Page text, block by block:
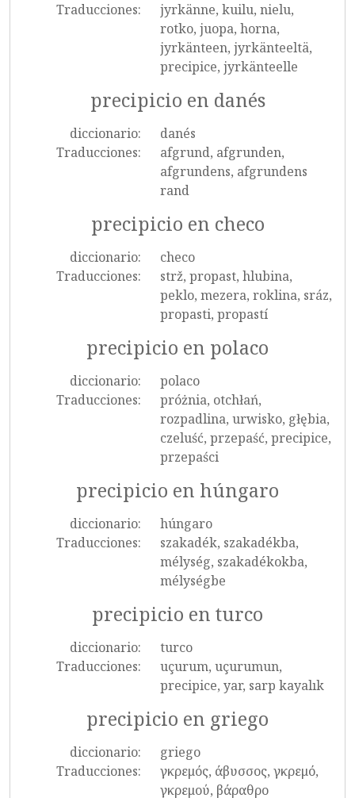
Traducciones:
jyrkänne, kuilu, nielu,
rotko, juopa, horna,
jyrkänteen, jyrkänteeltä,
precipice, jyrkänteelle
precipicio en danés
diccionario:
danés
Traducciones:
afgrund, afgrunden,
afgrundens, afgrundens
rand
precipicio en checo
diccionario:
checo
Traducciones:
strž, propast, hlubina,
peklo, mezera, roklina, sráz,
propasti, propastí
precipicio en polaco
diccionario:
polaco
Traducciones:
próżnia, otchłań,
rozpadlina, urwisko, głębia,
czeluść, przepaść, precipice,
przepaści
precipicio en húngaro
diccionario:
húngaro
Traducciones:
szakadék, szakadékba,
mélység, szakadékokba,
mélységbe
precipicio en turco
diccionario:
turco
Traducciones:
uçurum, uçurumun,
precipice, yar, sarp kayalık
precipicio en griego
diccionario:
griego
Traducciones:
γκρεμός, άβυσσος, γκρεμό,
γκρεμού, βάραθρο